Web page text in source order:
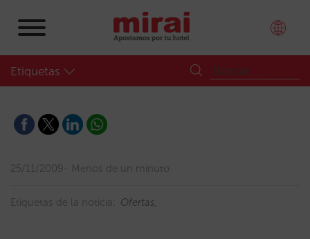
Etiquetas
25/11/2009 Menos de un minuto
Etiquetas de la noticia: Ofertas